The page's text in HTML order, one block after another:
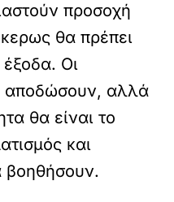
προσοχή
θα πρέπει
έξοδα. Οι
αποδώσουν, αλλά
θα είναι το
και
βοηθήσουν.